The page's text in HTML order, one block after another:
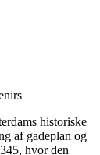
historiske
af gadeplan og
hvor den